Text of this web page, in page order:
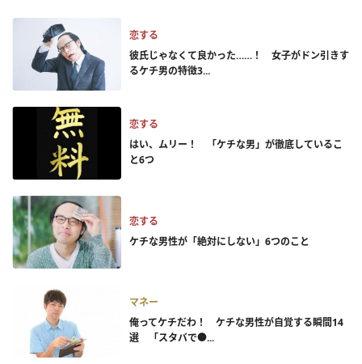
恋する
彼氏じゃなくて良かった……！ 女子がドン引きす
るケチ男の特徴3...
恋する
はい、ムリー！ 「ケチな男」が徹底しているこ
と6つ
恋する
ケチな男性が「絶対にしない」6つのこと
マネー
俺ってケチだわ！ ケチな男性が自覚する瞬間14
選 「スタバで●...